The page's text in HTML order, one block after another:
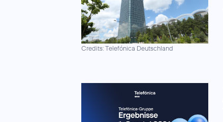
Credits: Telefónica Deutschland